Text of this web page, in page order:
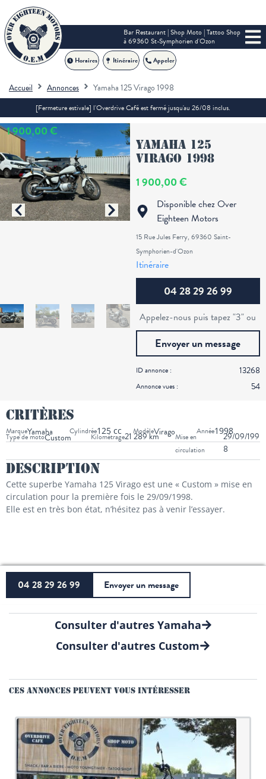
Bar Restaurant | Shop Moto | Tattoo Shop
à 69360 St-Symphorien d'Ozon
Horaires Itinéraire Appeler
Accueil Annonces Yamaha 125 Virago 1998
[Fermeture estivale] l'Overdrive Café est fermé jusqu'au 26/08 inclus.
Critères
MarqueYamaha Cylindrée125 cc ModèleVirago Année1998
Type de motoCustom Kilométrage21 289 km
Mise en
circulation
29/09/199
8
Description
Cette superbe Yamaha 125 Virago est une « Custom » mise en
circulation pour la première fois le 29/09/1998.
Elle est en très bon état, n’hésitez pas à venir l’essayer.
1 900,00 €
Yamaha 125
Virago 1998
1 900,00 €
Disponible chez Over
Eighteen Motors
15 Rue Jules Ferry, 69360 Saint-
Symphorien-d'Ozon
Itinéraire
04 28 29 26 99
Appelez-nous puis tapez "3" ou
Envoyer un message
ID annonce : 13268
Annonce vues : 54
04 28 29 26 99 Envoyer un message
Consulter d'autres Yamaha
Consulter d'autres Custom
CES ANNONCES PEUVENT VOUS INTÉRESSER